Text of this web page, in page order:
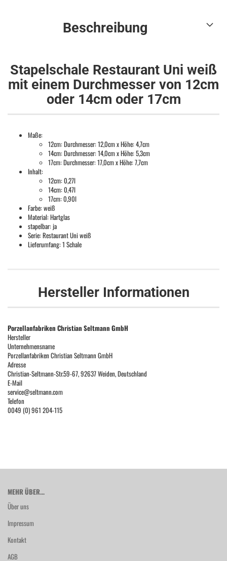
Beschreibung
Stapelschale Restaurant Uni weiß
mit einem Durchmesser von 12cm
oder 14cm oder 17cm
Maße:
12cm: Durchmesser: 12,0cm x Höhe: 4,7cm
14cm: Durchmesser: 14,0cm x Höhe: 5,3cm
17cm: Durchmesser: 17,0cm x Höhe: 7,7cm
Inhalt:
12cm: 0,27l
14cm: 0,47l
17cm: 0,90l
Farbe: weiß
Material: Hartglas
stapelbar: ja
Serie: Restaurant Uni weiß
Lieferumfang: 1 Schale
Hersteller Informationen
Porzellanfabriken Christian Seltmann GmbH
Hersteller
Unternehmensname
Porzellanfabriken Christian Seltmann GmbH
Adresse
Christian-Seltmann-Str.59-67, 92637 Weiden, Deutschland
E-Mail
service@seltmann.com
Telefon
0049 (0) 961 204-115
MEHR ÜBER...
Über uns
Impressum
Kontakt
AGB